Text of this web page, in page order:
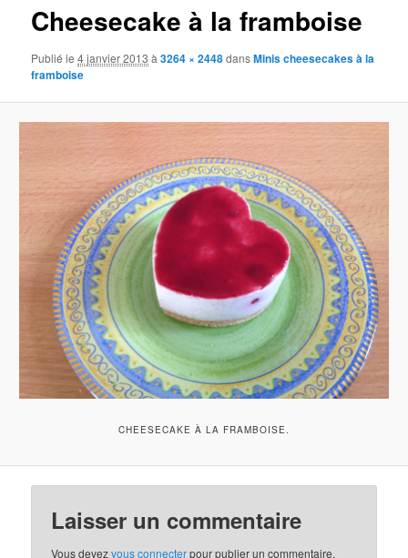
Cheesecake à la framboise
Publié le4 janvier 2013 à3264 × 2448dansMinis cheesecakes à la
framboise
CHEESECAKE À LA FRAMBOISE.
Laisser un commentaire
Vous devezvous connecterpour publier un commentaire.